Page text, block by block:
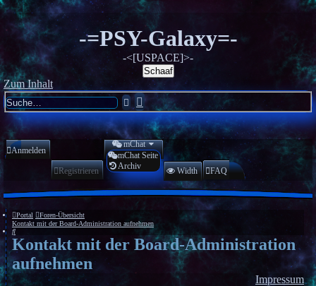
-=PSY-Galaxy=-
-<[USPACE]>-
Schaaf
Zum Inhalt
SucheErweiterte
Suche
Anmelden
Registrieren
mChat
mChat Seite
Archiv
Width FAQ
Portal
Foren-Übersicht
Kontakt mit der Board-Administration aufnehmen
Suche
Kontakt mit der Board-Administration
aufnehmen
Impressum